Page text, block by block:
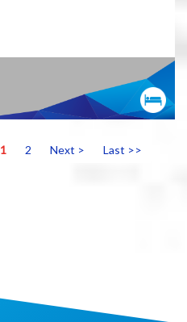
1 2 Next > Last >>